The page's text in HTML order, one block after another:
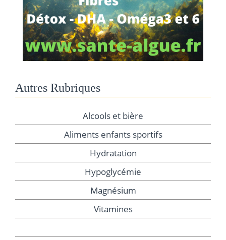
Autres Rubriques
Alcools et bière
Aliments enfants sportifs
Hydratation
Hypoglycémie
Magnésium
Vitamines